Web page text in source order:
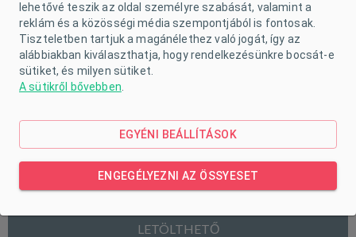
TERMÉK LEÍRÁSA
PARAMÉTEREK
LETÖLTHETŐ
lehetővé teszik az oldal személyre szabását, valamint a
reklám és a közösségi média szempontjából is fontosak.
Tiszteletben tartjuk a magánélethez való jogát, így az
alábbiakban kiválaszthatja, hogy rendelkezésünkre bocsát-e
sütiket, és milyen sütiket.
A sütikről bővebben
EGYÉNI BEÁLLÍTÁSOK
ENGEGÉLYEZNI AZ ÖSSYESET